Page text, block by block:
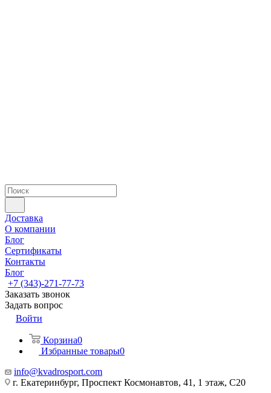
Доставка
О компании
Блог
Сертификаты
Контакты
Блог
+7 (343)-271-77-73
Заказать звонок
Задать вопрос
Войти
Корзина0
Избранные товары0
info@kvadrosport.com
г. Екатеринбург, Проспект Космонавтов, 41, 1 этаж, С20